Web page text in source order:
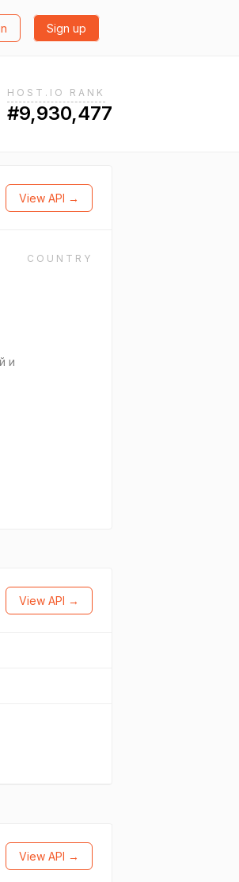
Sign up
HOST.IO RANK
#9,930,477
View API →
COUNTRY
и
View API →
View API →